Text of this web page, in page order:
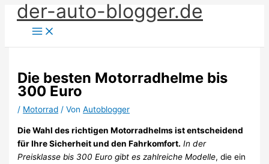
Zum
Inhalt
springen
der-auto-blogger.de
Die besten Motorradhelme bis
300 Euro
/ Motorrad / VonAutoblogger
Die Wahl des richtigen Motorradhelms ist entscheidend
für Ihre Sicherheit und den Fahrkomfort. In der
Preisklasse bis 300 Euro gibt es zahlreiche Modelle, die ein